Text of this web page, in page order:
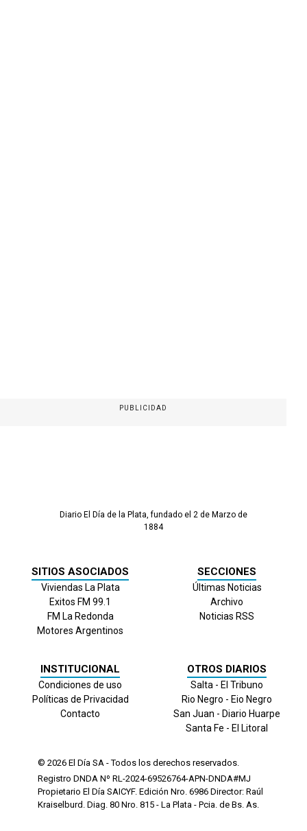
PUBLICIDAD
Diario El Día de la Plata, fundado el 2 de Marzo de
1884
SITIOS ASOCIADOS
Viviendas La Plata
Exitos FM 99.1
FM La Redonda
Motores Argentinos
SECCIONES
Últimas Noticias
Archivo
Noticias RSS
INSTITUCIONAL
Condiciones de uso
Políticas de Privacidad
Contacto
OTROS DIARIOS
Salta - El Tribuno
Rio Negro - Eio Negro
San Juan - Diario Huarpe
Santa Fe - El Litoral
© 2026 El Día SA - Todos los derechos reservados.
Registro DNDA Nº RL-2024-69526764-APN-DNDA#MJ
Propietario El Día SAICYF. Edición Nro. 6986 Director: Raúl
Kraiselburd. Diag. 80 Nro. 815 - La Plata - Pcia. de Bs. As.